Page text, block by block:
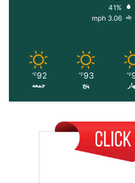
41%
3.06 mph
℉
93
℉
پنج
92
℉
جمعه